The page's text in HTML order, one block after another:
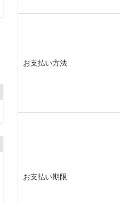
お支払い方法
お支払い期限